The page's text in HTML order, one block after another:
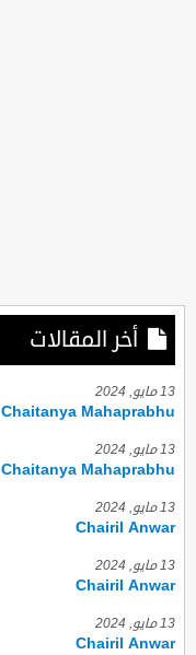
أخر المقالات
13 مايو, 2024
Chaitanya Mahaprabhu
13 مايو, 2024
Chaitanya Mahaprabhu
13 مايو, 2024
Chairil Anwar
13 مايو, 2024
Chairil Anwar
13 مايو, 2024
Chairil Anwar